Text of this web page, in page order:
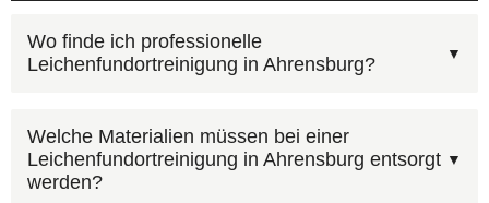
Wo finde ich professionelle
Leichenfundortreinigung in Ahrensburg?
Unter0800 6003005erreichen Sie unsere
Disponenten — kostenlos, 24 Stunden am Tag.
Schildern Sie den Umfang der
Welche Materialien müssen bei einer
Leichenfundortreinigung in Ahrensburg entsorgt
werden?